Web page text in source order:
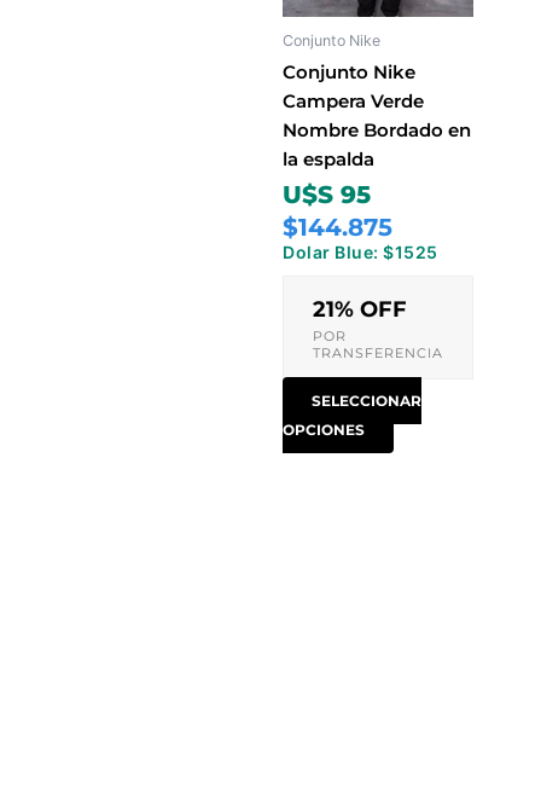
Conjunto Nike
Conjunto Nike
Campera Verde
Nombre Bordado en
la espalda
U$S 95
$144.875
Dolar Blue: $1525
21% OFF
POR
TRANSFERENCIA
SELECCIONAR
OPCIONES
opciones
pueden
elegir
en
producto